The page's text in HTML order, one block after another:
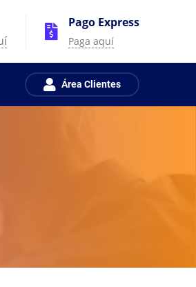
Pago Express
Paga aquí
Área Clientes